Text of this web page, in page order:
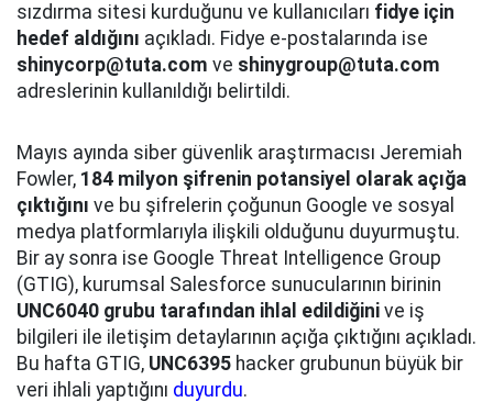
sızdırma sitesi kurduğunu ve kullanıcıları fidye için
hedef aldığını açıkladı. Fidye e-postalarında ise
shinycorp@tuta.com ve shinygroup@tuta.com
adreslerinin kullanıldığı belirtildi.
Mayıs ayında siber güvenlik araştırmacısı Jeremiah
Fowler, 184 milyon şifrenin potansiyel olarak açığa
çıktığını ve bu şifrelerin çoğunun Google ve sosyal
medya platformlarıyla ilişkili olduğunu duyurmuştu.
Bir ay sonra ise Google Threat Intelligence Group
(GTIG), kurumsal Salesforce sunucularının birinin
UNC6040 grubu tarafından ihlal edildiğini ve iş
bilgileri ile iletişim detaylarının açığa çıktığını açıkladı.
Bu hafta GTIG, UNC6395 hacker grubunun büyük bir
veri ihlali yaptığını duyurdu.